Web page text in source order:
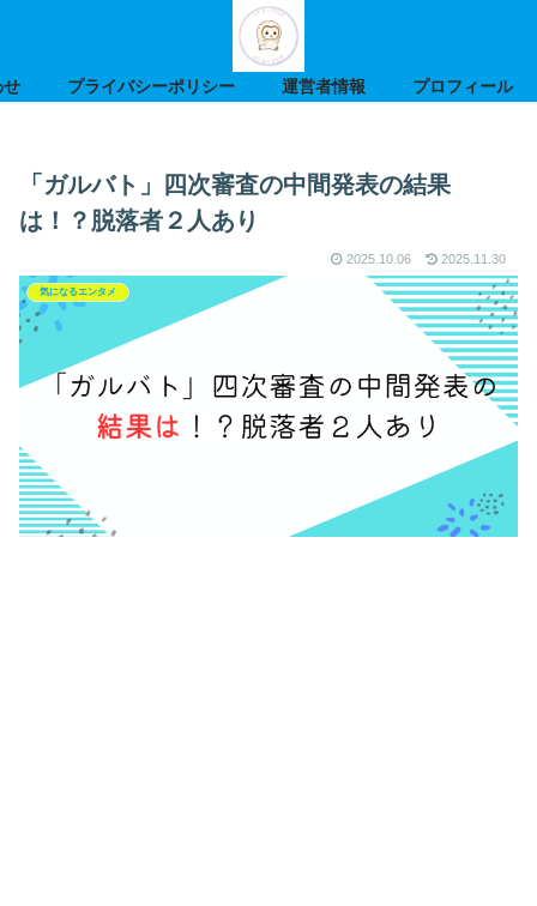
せ プライバシーポリシー 運営者情報 プロフィール
「ガルバト」四次審査の中間発表の結果
は！？脱落者２人あり
2025.10.06 2025.11.30
気になるエンタメ